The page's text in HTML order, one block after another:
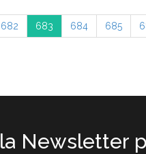
682 683 684 685
Newsletter